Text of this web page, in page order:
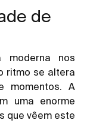
de
moderna nos
ritmo se altera
momentos. A
uma enorme
que vêem este